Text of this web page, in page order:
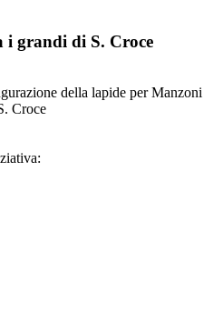
i grandi di S. Croce
della lapide per Manzoni
Croce